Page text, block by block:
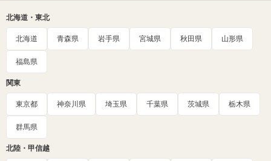
北海道・東北
北海道 青森県 岩手県 宮城県 秋田県 山形県
福島県
関東
東京都 神奈川県 埼玉県 千葉県 茨城県 栃木県
群馬県
北陸・甲信越